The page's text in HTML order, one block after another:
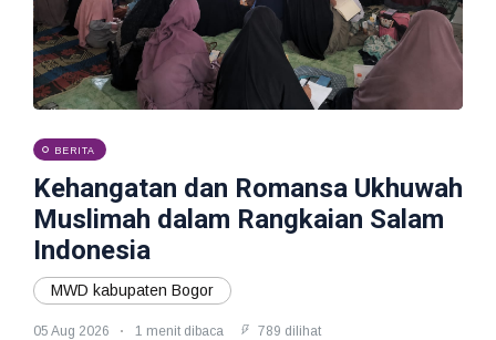
BERITA
Kehangatan dan Romansa Ukhuwah
Muslimah dalam Rangkaian Salam
Indonesia
MWD kabupaten Bogor
05 Aug 2026 1 menit dibaca 789 dilihat